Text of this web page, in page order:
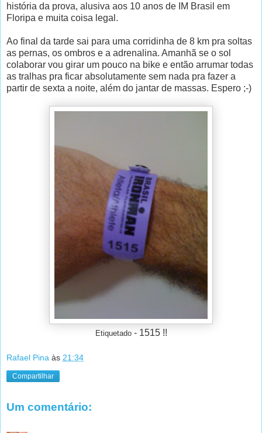
história da prova, alusiva aos 10 anos de IM Brasil em
Floripa e muita coisa legal.
Ao final da tarde sai para uma corridinha de 8 km pra soltas
as pernas, os ombros e a adrenalina. Amanhã se o sol
colaborar vou girar um pouco na bike e então arrumar todas
as tralhas pra ficar absolutamente sem nada pra fazer a
partir de sexta a noite, além do jantar de massas. Espero ;-)
Etiquetado- 1515 !!
Rafael Pina às 21:34
Compartilhar
Um comentário: